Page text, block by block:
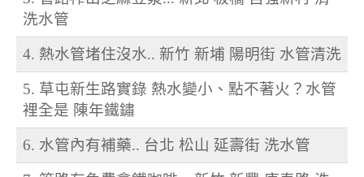
洗水管
4. 熱水管堵住沒水.. 新竹 新埔 陽明街 水管清洗
5. 草屯新生路實錄 熱水變小、點不著火？水管
裡全是 陳年鐵鏽
6. 水管內有補藥.. 台北 松山 延壽街 洗水管